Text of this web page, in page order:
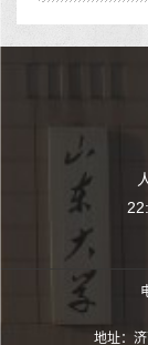
至周日8:00-
园校区图书馆
地址：